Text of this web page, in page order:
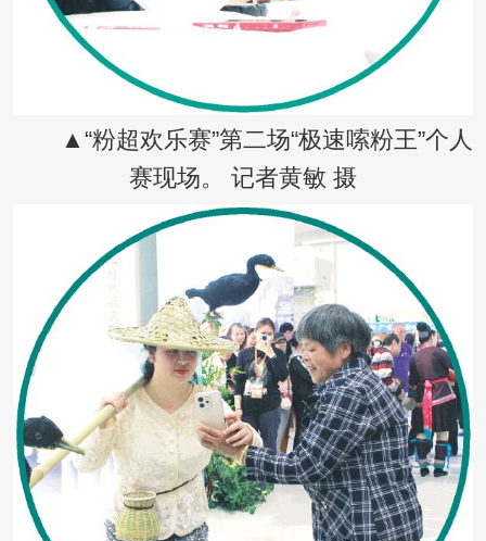
▲“粉超欢乐赛”第二场“极速嗦粉王”个人
赛现场。 记者黄敏 摄